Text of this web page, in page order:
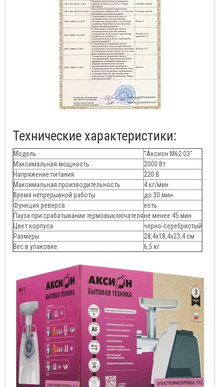
Технические характеристики:
Модель
"Аксион М62.03"
Максимальная мощность
2000 Вт
Напряжение питания
220 В
Максимальная производительность
4 кг/мин
Время непрерывной работы
до 30 мин
Функция реверса
есть
Пауза при срабатывании термовыключателяне менее 45 мин
Цвет корпуса
черно-серебристый
Размеры
28,4х18,4х23,4 см
Вес в упаковке
6,5 кг